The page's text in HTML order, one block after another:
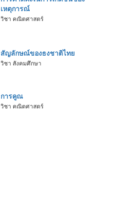
เหตุการณ์
วิชา คณิตศาสตร์
สัญลักษณ์ของธงชาติไทย
วิชา สังคมศึกษา
การคูณ
วิชา คณิตศาสตร์